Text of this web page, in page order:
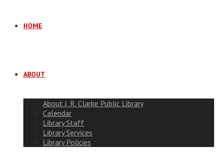
HOME
ABOUT
About J. R. Clarke Public Library
Calendar
Library Staff
Library Services
Library Policies